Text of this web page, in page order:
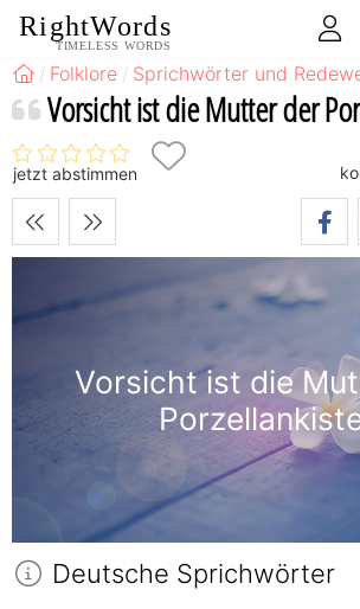
RightWords
TIMELESS WORDS
Folklore Sprichwörter und
Vorsicht ist die Mutter der
jetzt abstimmen
Vorsicht ist die
Deutsche Sprichwörter